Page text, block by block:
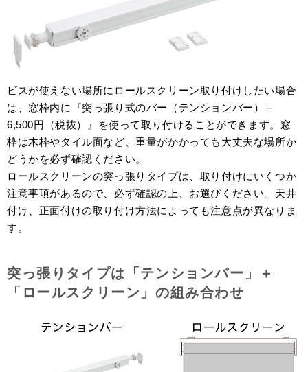
ビスが使えない場所にロールスクリーン取り付けしたい場合
は、窓枠内に『突っ張り式のバー（テンションバー）＋
6,500円（税抜）』を使って取り付けることができます。窓
枠は木枠やタイル面など、重量がかかっても大丈夫な場所か
どうかを必ず確認ください。
ロールスクリーンの突っ張りタイプは、取り付けにいくつか
注意事項があるので、必ず確認の上、お選びください。天井
付け、正面付けの取り付け方法によっても注意点が異なりま
す。
突っ張りタイプは「テンションバー」＋
「ロールスクリーン」の組み合わせ